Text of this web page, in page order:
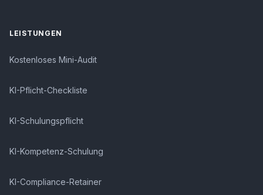
LEISTUNGEN
Kostenloses Mini-Audit
KI-Pflicht-Checkliste
KI-Schulungspflicht
KI-Kompetenz-Schulung
KI-Compliance-Retainer